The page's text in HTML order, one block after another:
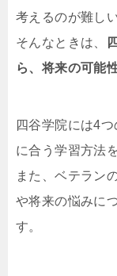
考えるのが難し
そんなときは、
ら、将来の可能
四谷学院には4
に合う学習方法
また、ベテラン
や将来の悩みに
す。